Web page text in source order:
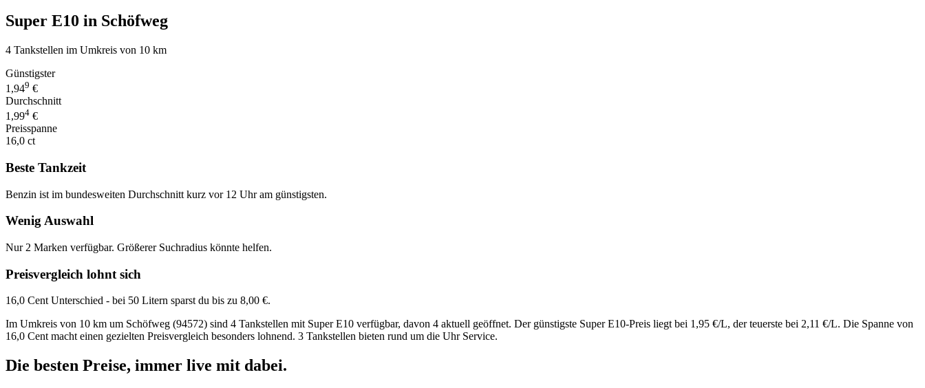
Super E10 in Schöfweg
4 Tankstellen im Umkreis von 10 km
Günstigster
1,949 €
Durchschnitt
1,994 €
Preisspanne
16,0 ct
Beste Tankzeit
Benzin ist im bundesweiten Durchschnitt kurz vor 12 Uhr am günstigsten.
Wenig Auswahl
Nur 2 Marken verfügbar. Größerer Suchradius könnte helfen.
Preisvergleich lohnt sich
16,0 Cent Unterschied - bei 50 Litern sparst du bis zu 8,00 €.
Im Umkreis von 10 km um Schöfweg (94572) sind 4 Tankstellen mit Super E10 verfügbar, davon 4 aktuell geöffnet. Der günstigste Super E10-Preis liegt bei 1,95 €/L, der teuerste bei 2,11 €/L. Die Spanne von
16,0 Cent macht einen gezielten Preisvergleich besonders lohnend. 3 Tankstellen bieten rund um die Uhr Service.
Die besten Preise, immer live mit dabei.